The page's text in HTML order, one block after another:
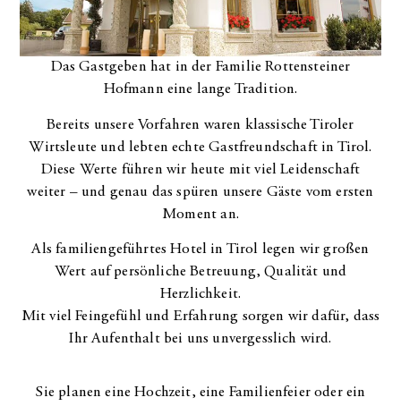
Das Gastgeben hat in der Familie Rottensteiner
Hofmann eine lange Tradition.
Bereits unsere Vorfahren waren klassische Tiroler
Wirtsleute und lebten echte Gastfreundschaft in Tirol.
Diese Werte führen wir heute mit viel Leidenschaft
weiter – und genau das spüren unsere Gäste vom ersten
Moment an.
Als familiengeführtes Hotel in Tirol legen wir großen
Wert auf persönliche Betreuung, Qualität und
Herzlichkeit.
Mit viel Feingefühl und Erfahrung sorgen wir dafür, dass
Ihr Aufenthalt bei uns unvergesslich wird.
Sie planen eine Hochzeit, eine Familienfeier oder ein